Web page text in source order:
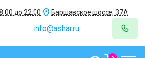
до 22.00 Варшавское шоссе, 37А
info@ashar.ru